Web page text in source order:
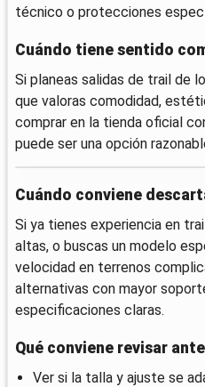
técnico o protecciones
Cuándo tiene sentido
Si planeas salidas de trail de
que valoras comodidad,
comprar en la tienda oficial
puede ser una opción
Cuándo conviene
Si ya tienes experiencia en
altas, o buscas un modelo
velocidad en terrenos
alternativas con mayor
especificaciones claras.
Qué conviene revisar
Ver si la talla y ajuste se